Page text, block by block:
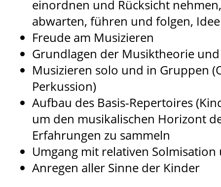
einordnen und Rücksicht
abwarten, führen und folgen,
Freude am Musizieren
Grundlagen der Musiktheorie
Musizieren solo und in Gruppen
Perkussion)
Aufbau des Basis-Repertoires
um den musikalischen Horizont
Erfahrungen zu sammeln
Umgang mit relativen
Anregen aller Sinne der Kinder